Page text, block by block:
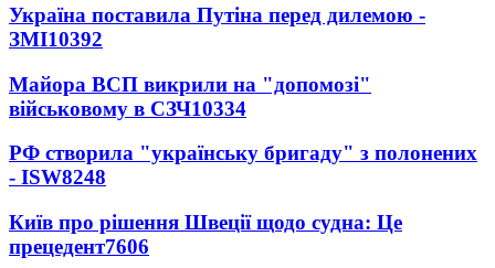
Україна поставила Путіна перед дилемою -
ЗМІ10392
Майора ВСП викрили на "допомозі"
військовому в СЗЧ10334
РФ створила "українську бригаду" з полонених
- ISW8248
Київ про рішення Швеції щодо судна: Це
прецедент7606